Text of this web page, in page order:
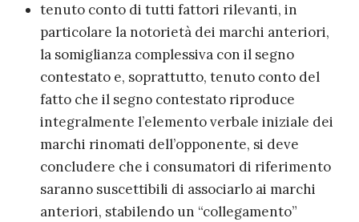
tenuto conto di tutti fattori rilevanti, in
particolare la notorietà dei marchi anteriori,
la somiglianza complessiva con il segno
contestato e, soprattutto, tenuto conto del
fatto che il segno contestato riproduce
integralmente l’elemento verbale iniziale dei
marchi rinomati dell’opponente, si deve
concludere che i consumatori di riferimento
saranno suscettibili di associarlo ai marchi
anteriori, stabilendo un “collegamento”